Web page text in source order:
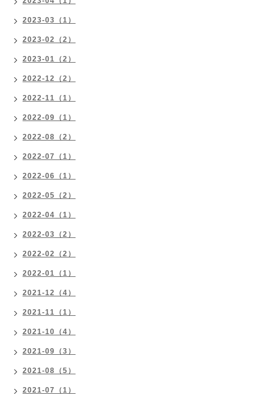
2023-03（1）
2023-02（2）
2023-01（2）
2022-12（2）
2022-11（1）
2022-09（1）
2022-08（2）
2022-07（1）
2022-06（1）
2022-05（2）
2022-04（1）
2022-03（2）
2022-02（2）
2022-01（1）
2021-12（4）
2021-11（1）
2021-10（4）
2021-09（3）
2021-08（5）
2021-07（1）